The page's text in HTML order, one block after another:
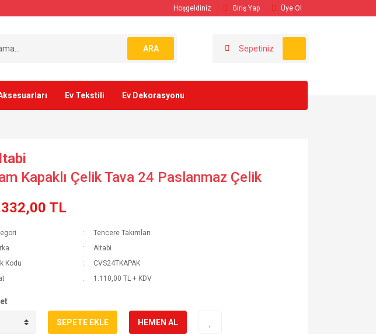
Hoşgeldiniz Giriş Yap Üye Ol
ARA Sepetiniz
Ev Tekstili Ev Dekorasyonu
Kapaklı Çelik Tava 24 Paslanmaz Çelik
TL
Tencere Takımları
Altabi
Kodu
CVS24TKAPAK
1.110,00 TL + KDV
SEPETE EKLE HEMEN AL